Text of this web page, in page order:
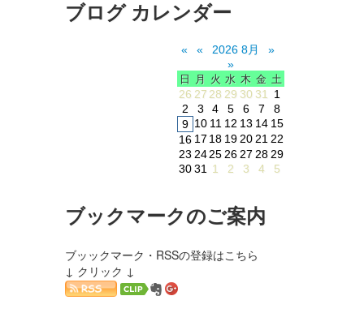
ブログ カレンダー
« « 2026 8月
»
»
日 月 火 水 木 金 土
26 27 28 29 30 31
1
2
3 4 5 6 7
8
9 10 11 12 13 14 15
16 17 18 19 20 21 22
23 24 25 26 27 28 29
30 31 1 2 3 4 5
ブックマークのご案内
ブッックマーク・RSSの登録はこちら
↓ クリック ↓